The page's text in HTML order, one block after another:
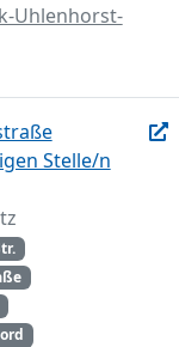
Uhlenhorst-
Stelle/n